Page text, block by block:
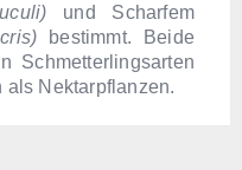
und Scharfem
bestimmt. Beide
Schmetterlingsarten
als Nektarpflanzen.